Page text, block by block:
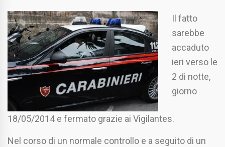
Il fatto
sarebbe
accaduto
ieri verso le
2 di notte,
giorno
18/05/2014 e fermato grazie ai Vigilantes.
Nel corso di un normale controllo e a seguito di un